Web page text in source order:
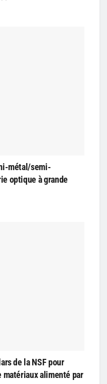
métal/semi-
optique à grande
de la NSF pour
alimenté par